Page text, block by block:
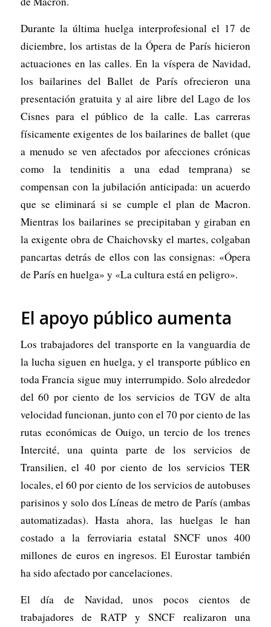
Durante la última huelga interprofesional el 17 de
diciembre, los artistas de la Ópera de París hicieron
actuaciones en las calles. En la víspera de Navidad,
los bailarines del Ballet de París ofrecieron una
presentación gratuita y al aire libre del Lago de los
Cisnes para el público de la calle. Las carreras
físicamente exigentes de los bailarines de ballet (que
a menudo se ven afectados por afecciones crónicas
como la tendinitis a una edad temprana) se
compensan con la jubilación anticipada: un acuerdo
que se eliminará si se cumple el plan de Macron.
Mientras los bailarines se precipitaban y giraban en
la exigente obra de Chaichovsky el martes, colgaban
pancartas detrás de ellos con las consignas: «Ópera
de París en huelga» y «La cultura está en peligro».
El apoyo público aumenta
Los trabajadores del transporte en la vanguardia de
la lucha siguen en huelga, y el transporte público en
toda Francia sigue muy interrumpido. Solo alrededor
del 60 por ciento de los servicios de TGV de alta
velocidad funcionan, junto con el 70 por ciento de las
rutas económicas de Ouigo, un tercio de los trenes
Intercité, una quinta parte de los servicios de
Transilien, el 40 por ciento de los servicios TER
locales, el 60 por ciento de los servicios de autobuses
parisinos y solo dos Líneas de metro de París (ambas
automatizadas). Hasta ahora, las huelgas le han
costado a la ferroviaria estatal SNCF unos 400
millones de euros en ingresos. El Eurostar también
ha sido afectado por cancelaciones.
El día de Navidad, unos pocos cientos de
trabajadores de RATP y SNCF realizaron una